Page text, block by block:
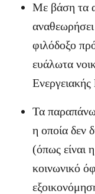
Με βάση τα
φιλόδοξο
ευάλωτα
Τα
η οποία δεν
(όπως είναι
κοινωνικό